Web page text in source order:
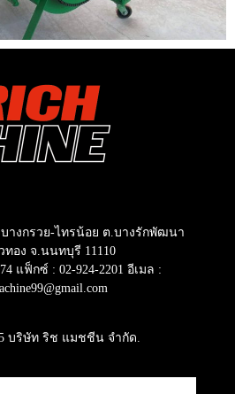
บางกรวย-ไทรน้อย ต.บางรักพัฒนา
ทอง จ.นนทบุรี 11110
แฟ็กซ์ : 02‐924‐2201 อีเมล :
บริษัท ริช แมชชีน จำกัด.